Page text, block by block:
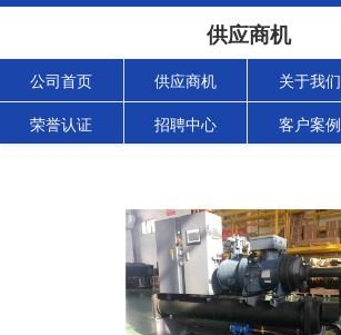
供应商机
公司首页 供应商机 关于我们
荣誉认证 招聘中心 客户案例